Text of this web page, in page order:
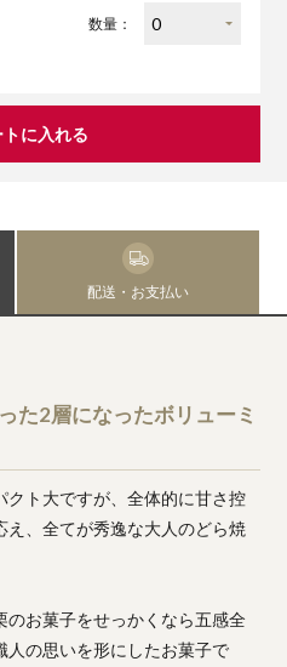
数量：
トに入れる
配送・お支払い
た2層になったボリューミ
クト大ですが、全体的に甘さ控
え、全てが秀逸な大人のどら焼
お菓子をせっかくなら五感全
人の思いを形にしたお菓子で